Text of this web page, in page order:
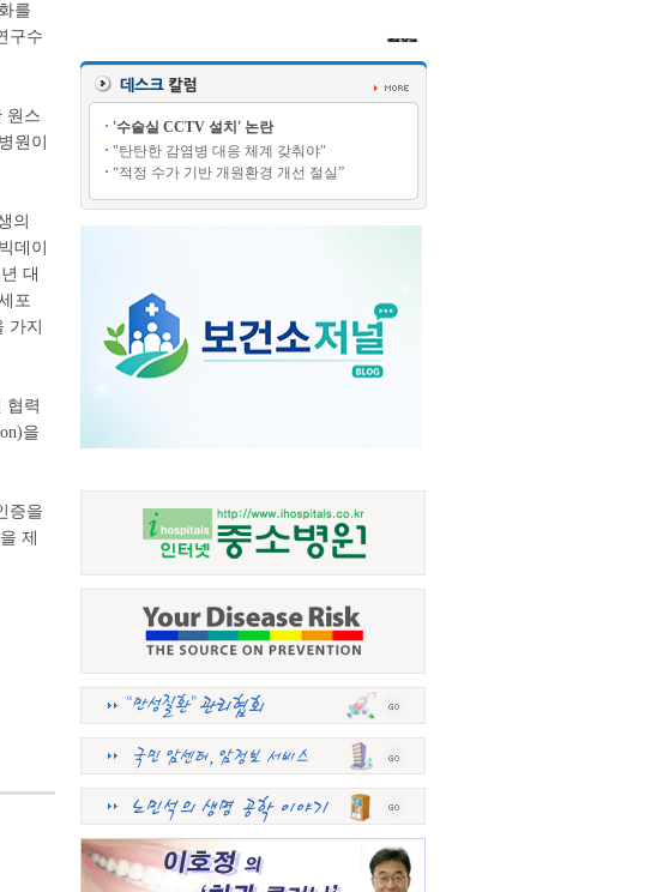
를
구수
원스
원이
의
데이
대
포
가지
협력
을
증을
제
'수술실 CCTV 설치' 논란
"탄탄한 감염병 대응 체계 갖춰야"
“적정 수가 기반 개원환경 개선 절실”